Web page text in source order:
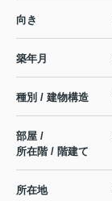
向き
築年月
種別 / 建物構造
部屋 /
所在階 / 階建て
所在地